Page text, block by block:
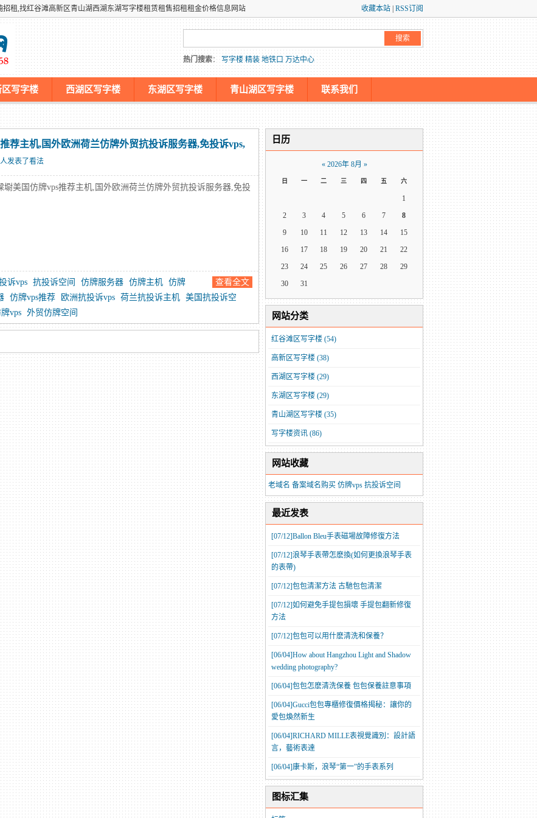
收藏本站 RSS订阅
租,找红谷滩高新区青山湖西湖东湖写字楼租赁租售招租租金价格信息网站
热门搜索： 写字楼 精装 地铁口 万达中心
区写字楼 西湖区写字楼 东湖区写字楼 青山湖区写字楼 联系我们
服务器,国外欧洲荷兰外贸抗投诉免投诉防投诉主机
荐主机,国外欧洲荷兰仿牌外贸抗投诉服务器,免投诉vps,
发表了看法
墛美国仿牌vps推荐主机,国外欧洲荷兰仿牌外贸抗投诉服务器,免投
查看全文
诉vps 抗投诉空间 仿牌服务器 仿牌主机 仿牌
仿牌vps推荐 欧洲抗投诉vps 荷兰抗投诉主机 美国抗投诉空
vps 外贸仿牌空间
日历
« 2026年 8月 »
日 一 二 三 四 五 六
1
2
3 4 5 6 7
8
9
10 11 12 13 14
15
16
17 18 19 20 21
22
23
24 25 26 27 28
29
30
31
网站分类
红谷滩区写字楼 (54)
高新区写字楼 (38)
西湖区写字楼 (29)
东湖区写字楼 (29)
青山湖区写字楼 (35)
写字楼资讯 (86)
网站收藏
老域名 备案域名购买 仿牌vps 抗投诉空间
最近发表
[07/12]​Ballon Bleu手表磁場故障修復方法
[07/12]​浪琴手表帶怎麽換(如何更換浪琴手表
的表帶)
[07/12]​包包清潔方法 古馳包包清潔
[07/12]如何避免手提包損壞 手提包翻新修復
方法
[07/12]​包包可以用什麽清洗和保養？
[06/04]How about Hangzhou Light and Shadow
wedding photography?
[06/04]包包怎麽清洗保養 包包保養註意事項
[06/04]​Gucci包包專櫃修復價格揭秘：讓你的
愛包煥然新生
[06/04]RICHARD MILLE表視覺識別：設計語
言，藝術表達
[06/04]康卡斯，浪琴“第一”的手表系列
图标汇集